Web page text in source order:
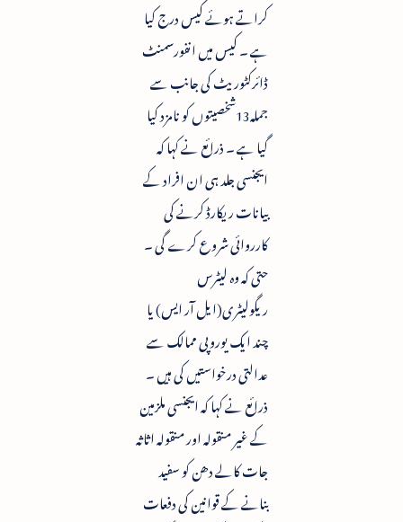
کراتے ہوئے کیس درج کیا
ہے ۔ کیس میں انفورسمنٹ
ڈائرکٹوریٹ کی جانب سے
جملہ13شخصیتوں کو نامزد کیا
گیا ہے ۔ ذرائع نے کہا کہ
ایجنسی جلد ہی ان افراد کے
بیانات ریکارڈ کرنے کی
کارروائی شروع کرے گی ۔
حتی کہ وہ لیٹرس
ریگولیٹری(ایل آر ایس) یا
چند ایک یوروپی ممالک سے
عدالتی درخواستیں کی ہیں ۔
ذرائع نے کہا کہ ایجنسی ملزمین
کے غیر منقولہ اور منقولہ اثاثہ
جات کالے دھن کو سفید
بنانے کے قوانین کی دفعات